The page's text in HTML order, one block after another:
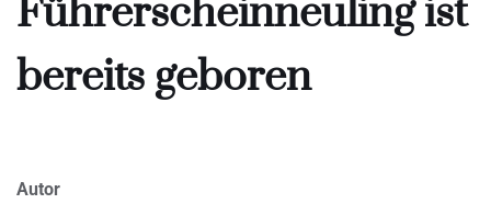
Führerscheinneuling ist
bereits geboren
Autor